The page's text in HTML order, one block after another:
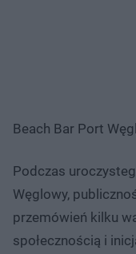
Beach Bar Port
Podczas
Węglowy,
przemówień kilku
społecznością i